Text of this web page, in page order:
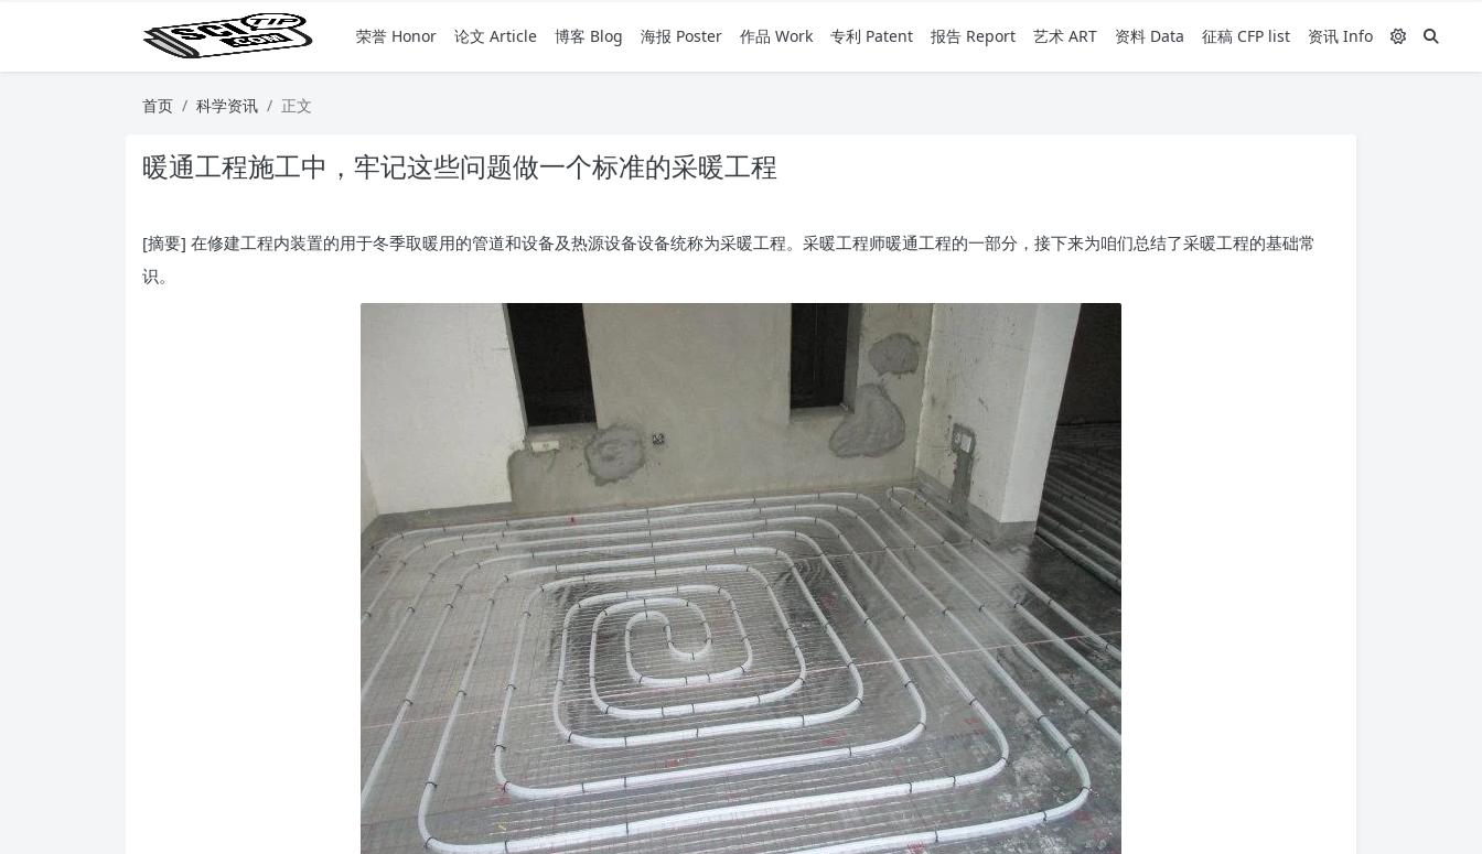
荣誉 Honor 论文 Article 博客 Blog 海报 Poster 作品 Work 专利 Patent 报告 Report 艺术 ART 资料 Data 征稿 CFP list 资讯 Info
首页 科学资讯 正文
暖通工程施工中，牢记这些问题做一个标准的采暖工程
[摘要] 在修建工程内装置的用于冬季取暖用的管道和设备及热源设备设备统称为采暖工程。采暖工程师暖通工程的一部分，接下来为咱们总结了采暖工程的基础常
识。